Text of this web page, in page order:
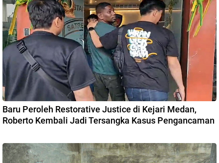
Baru Peroleh Restorative Justice di Kejari Medan,
Roberto Kembali Jadi Tersangka Kasus Pengancaman